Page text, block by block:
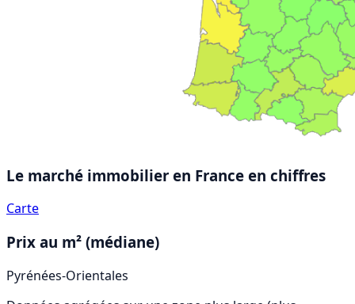
Le marché immobilier en France en chiffres
Carte
Prix au m² (médiane)
Pyrénées-Orientales